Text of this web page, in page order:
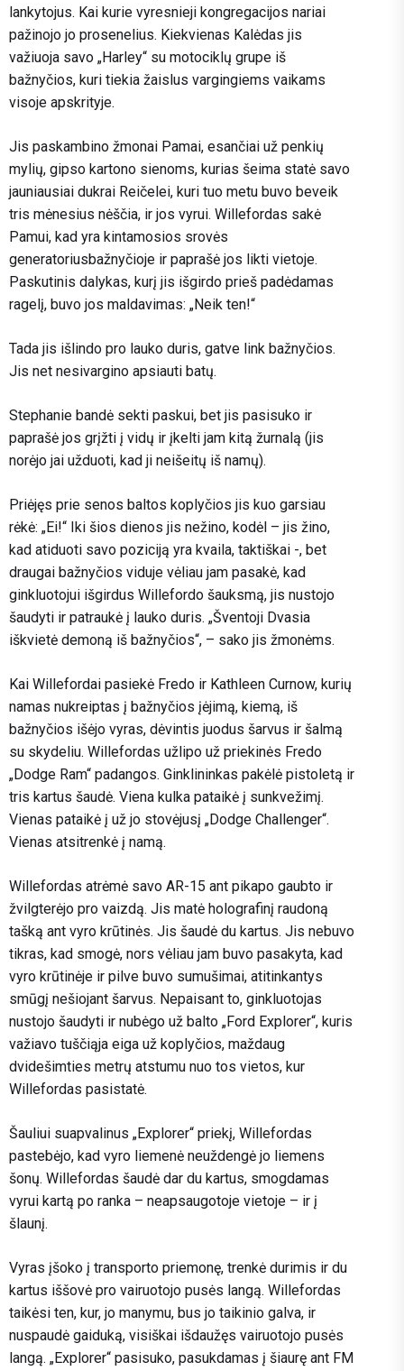
lankytojus. Kai kurie vyresnieji kongregacijos nariai
pažinojo jo prosenelius. Kiekvienas Kalėdas jis
važiuoja savo „Harley“ su motociklų grupe iš
bažnyčios, kuri tiekia žaislus vargingiems vaikams
visoje apskrityje.
Jis paskambino žmonai Pamai, esančiai už penkių
mylių, gipso kartono sienoms, kurias šeima statė savo
jauniausiai dukrai Reičelei, kuri tuo metu buvo beveik
tris mėnesius nėščia, ir jos vyrui. Willefordas sakė
Pamui, kad yra kintamosios srovės
generatoriusbažnyčioje ir paprašė jos likti vietoje.
Paskutinis dalykas, kurį jis išgirdo prieš padėdamas
ragelį, buvo jos maldavimas: „Neik ten!“
Tada jis išlindo pro lauko duris, gatve link bažnyčios.
Jis net nesivargino apsiauti batų.
Stephanie bandė sekti paskui, bet jis pasisuko ir
paprašė jos grįžti į vidų ir įkelti jam kitą žurnalą (jis
norėjo jai užduoti, kad ji neišeitų iš namų).
Priėjęs prie senos baltos koplyčios jis kuo garsiau
rėkė: „Ei!“ Iki šios dienos jis nežino, kodėl – jis žino,
kad atiduoti savo poziciją yra kvaila, taktiškai -, bet
draugai bažnyčios viduje vėliau jam pasakė, kad
ginkluotojui išgirdus Willefordo šauksmą, jis nustojo
šaudyti ir patraukė į lauko duris. „Šventoji Dvasia
iškvietė demoną iš bažnyčios“, – sako jis žmonėms.
Kai Willefordai pasiekė Fredo ir Kathleen Curnow, kurių
namas nukreiptas į bažnyčios įėjimą, kiemą, iš
bažnyčios išėjo vyras, dėvintis juodus šarvus ir šalmą
su skydeliu. Willefordas užlipo už priekinės Fredo
„Dodge Ram“ padangos. Ginklininkas pakėlė pistoletą ir
tris kartus šaudė. Viena kulka pataikė į sunkvežimį.
Vienas pataikė į už jo stovėjusį „Dodge Challenger“.
Vienas atsitrenkė į namą.
Willefordas atrėmė savo AR-15 ant pikapo gaubto ir
žvilgterėjo pro vaizdą. Jis matė holografinį raudoną
tašką ant vyro krūtinės. Jis šaudė du kartus. Jis nebuvo
tikras, kad smogė, nors vėliau jam buvo pasakyta, kad
vyro krūtinėje ir pilve buvo sumušimai, atitinkantys
smūgį nešiojant šarvus. Nepaisant to, ginkluotojas
nustojo šaudyti ir nubėgo už balto „Ford Explorer“, kuris
važiavo tuščiąja eiga už koplyčios, maždaug
dvidešimties metrų atstumu nuo tos vietos, kur
Willefordas pasistatė.
Šauliui suapvalinus „Explorer“ priekį, Willefordas
pastebėjo, kad vyro liemenė neuždengė jo liemens
šonų. Willefordas šaudė dar du kartus, smogdamas
vyrui kartą po ranka – neapsaugotoje vietoje – ir į
šlaunį.
Vyras įšoko į transporto priemonę, trenkė durimis ir du
kartus iššovė pro vairuotojo pusės langą. Willefordas
taikėsi ten, kur, jo manymu, bus jo taikinio galva, ir
nuspaudė gaiduką, visiškai išdaužęs vairuotojo pusės
langą. „Explorer“ pasisuko, pasukdamas į šiaurę ant FM